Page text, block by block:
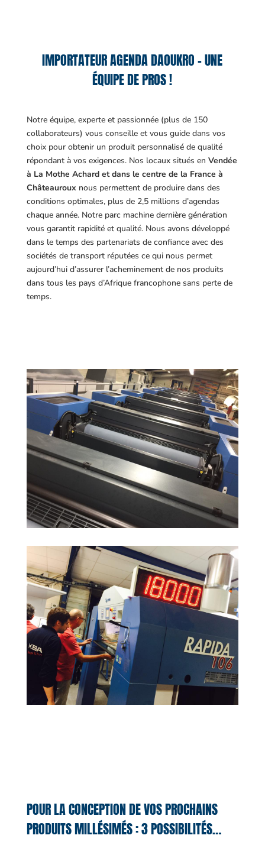
IMPORTATEUR AGENDA DAOUKRO – UNE
ÉQUIPE DE PROS !
Notre équipe, experte et passionnée (plus de 150
collaborateurs) vous conseille et vous guide dans vos
choix pour obtenir un produit personnalisé de qualité
répondant à vos exigences. Nos locaux situés en Vendée
à La Mothe Achard et dans le centre de la France à
Châteauroux nous permettent de produire dans des
conditions optimales, plus de 2,5 millions d’agendas
chaque année. Notre parc machine dernière génération
vous garantit rapidité et qualité. Nous avons développé
dans le temps des partenariats de confiance avec des
sociétés de transport réputées ce qui nous permet
aujourd’hui d’assurer l’acheminement de nos produits
dans tous les pays d’Afrique francophone sans perte de
temps.
POUR LA CONCEPTION DE VOS PROCHAINS
PRODUITS MILLÉSIMÉS : 3 POSSIBILITÉS…